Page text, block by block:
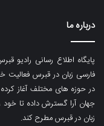
درباره ما
پایگاه اطلاع رسانی رادیو
جهان آرا گسترش داده تا
زبان در قبرس مطرح کند.